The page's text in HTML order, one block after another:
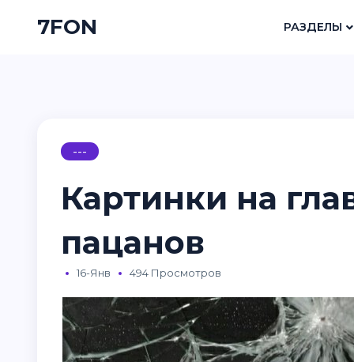
7FON РАЗДЕЛЫ
---
Картинки на
пацанов
16-Янв 494 Просмотров